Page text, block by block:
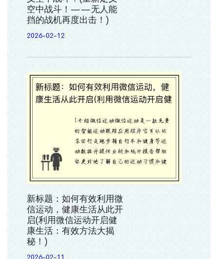
空中战斗！——无人能
挡的战机再度出击！)
2026-02-12
新标题：如何有效利用微
信运动，健康生活从此开
启(利用微信运动开启健
康生活：有效方法大揭
秘！)
2026-02-11